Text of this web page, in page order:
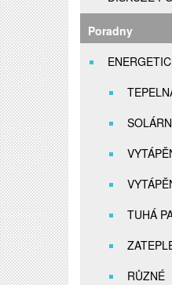
Poradny
TUHÁ
RŮZNÉ